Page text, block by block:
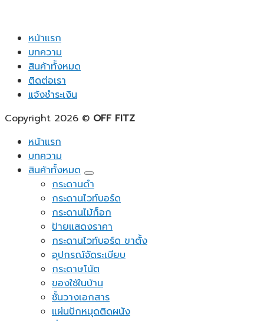
หน้าแรก
บทความ
สินค้าทั้งหมด
ติดต่อเรา
แจ้งชำระเงิน
Copyright 2026 © OFF FITZ
หน้าแรก
บทความ
สินค้าทั้งหมด
กระดานดำ
กระดานไวท์บอร์ด
กระดานไม้ก็อก
ป้ายแสดงราคา
กระดานไวท์บอร์ด ขาตั้ง
อุปกรณ์จัดระเบียบ
กระดาษโน้ต
ของใช้ในบ้าน
ชั้นวางเอกสาร
แผ่นปักหมุดติดผนัง